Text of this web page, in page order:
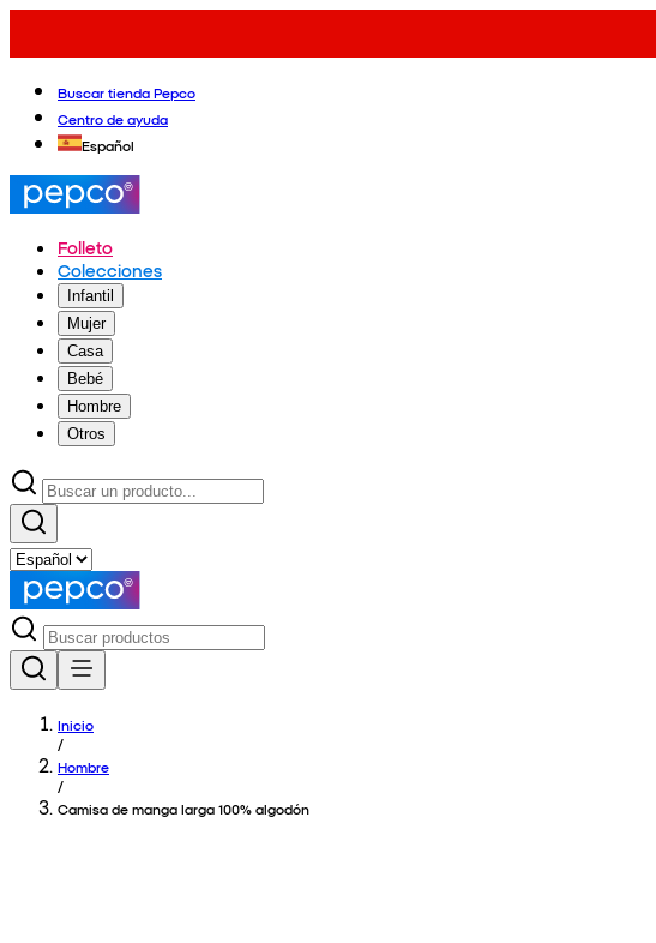
Buscar tienda Pepco
Centro de ayuda
Español
Folleto
Colecciones
Infantil
Mujer
Casa
Bebé
Hombre
Otros
Inicio
/
Hombre
/
Camisa de manga larga 100% algodón